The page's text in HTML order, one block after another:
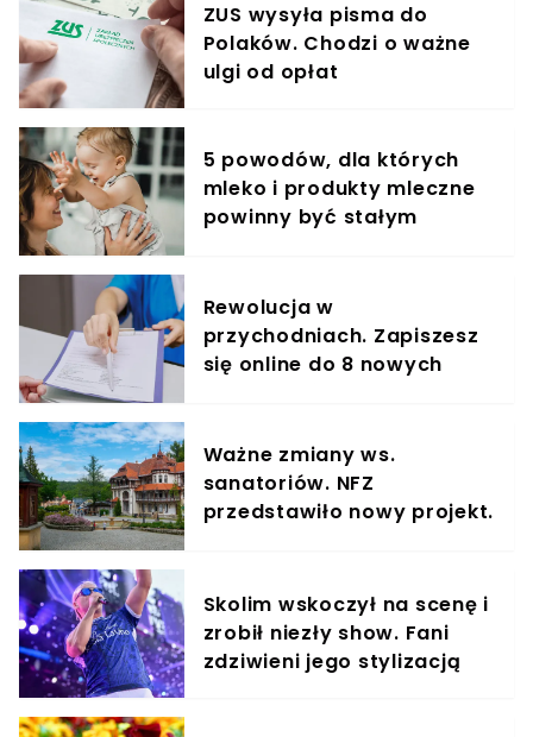
ZUS wysyła pisma do
Polaków. Chodzi o ważne
ulgi od opłat
5 powodów, dla których
mleko i produkty mleczne
powinny być stałym
Rewolucja w
przychodniach. Zapiszesz
się online do 8 nowych
Ważne zmiany ws.
sanatoriów. NFZ
przedstawiło nowy projekt.
Skolim wskoczył na scenę i
zrobił niezły show. Fani
zdziwieni jego stylizacją